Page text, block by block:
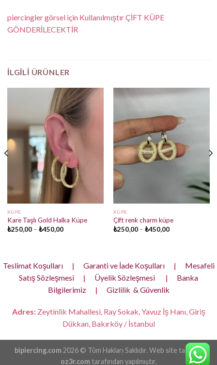
piercingler görsel için Kullanılmıştır ÇİFT KÜPE
GÖNDERİLECEKTİR
İLGILI ÜRÜNLER
KÜPE
Kare Taşlı Gold Halka Küpe
₺250,00 – ₺450,00Fiyat
KÜPE
Çift renk charm küpe
₺250,00 – ₺450,00Fiyat
Teslimat Koşulları | Garanti ve İade Koşulları |
Mesafeli
Satış Sözleşmesi
| Üyelik Sözleşmesi |
Banka
Bilgilerimiz
| Gizlilik & Güvenlik
Adres:Zeytinlik Mahallesi, Ray Sokak, Yavuz İş Hanı, Giriş
Dükkan, Bakırköy / İstanbul
bipiercing.com 2026 © Tüm Hakları Saklıdır. Web site tasarımı
oz3r.com tarafından yapılmıştır.